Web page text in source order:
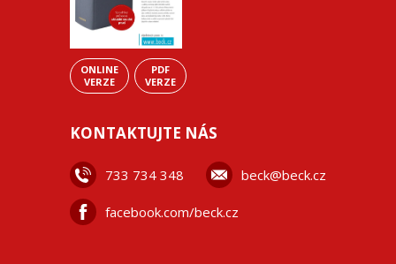
ONLINE
VERZE
PDF
VERZE
KONTAKTUJTE NÁS
733 734 348 beck@beck.cz
facebook.com/beck.cz